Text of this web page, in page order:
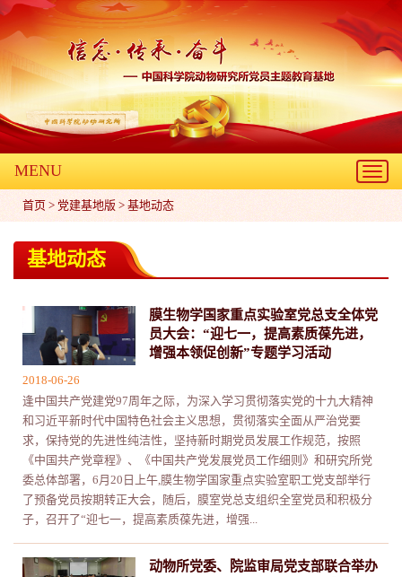
MENU
首页 > 党建基地版 > 基地动态
基地动态
膜生物学国家重点实验室党总支全体党
员大会：“迎七一，提高素质葆先进，
增强本领促创新”专题学习活动
2018-06-26
逢中国共产党建党97周年之际，为深入学习贯彻落实党的十九大精神
和习近平新时代中国特色社会主义思想，贯彻落实全面从严治党要
求，保持党的先进性纯洁性，坚持新时期党员发展工作规范，按照
《中国共产党章程》、《中国共产党发展党员工作细则》和研究所党
委总体部署，6月20日上午,膜生物学国家重点实验室职工党支部举行
了预备党员按期转正大会，随后，膜室党总支组织全室党员和积极分
子，召开了“迎七一，提高素质葆先进，增强...
动物所党委、院监审局党支部联合举办